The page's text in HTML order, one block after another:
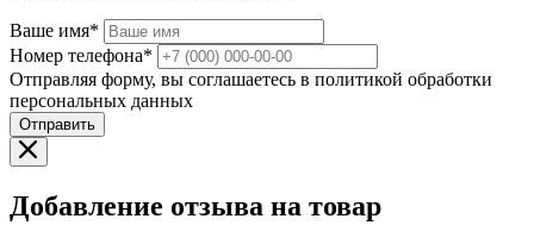
Ваше имя*
Номер телефона*
Отправляя форму, вы соглашаетесь в политикой обработки
персональных данных
Отправить
Добавление отзыва на товар